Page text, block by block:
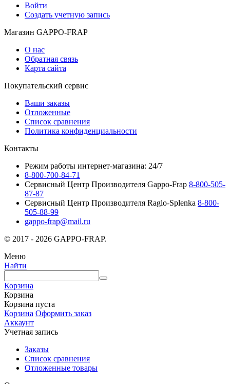
Войти
Создать учетную запись
Магазин GAPPO-FRAP
О нас
Обратная связь
Карта сайта
Покупательский сервис
Ваши заказы
Отложенные
Список сравнения
Политика конфиденциальности
Контакты
Режим работы интернет-магазина: 24/7
8-800-700-84-71
Сервисный Центр Производителя Gappo-Frap 8-800-505-
87-87
Сервисный Центр Производителя Raglo-Splenka 8-800-
505-88-99
gappo-frap@mail.ru
© 2017 - 2026 GAPPO-FRAP.
Меню
Найти
Корзина
Корзина
Корзина пуста
Корзина Оформить заказ
Аккаунт
Учетная запись
Заказы
Список сравнения
Отложенные товары